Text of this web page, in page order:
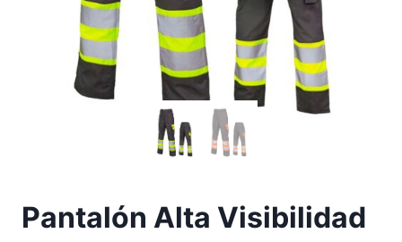
Pantalón Alta Visibilidad